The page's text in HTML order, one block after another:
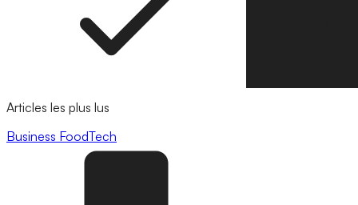
Articles les plus lus
Business FoodTech